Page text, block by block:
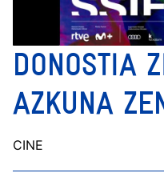
DONOSTIA
AZKUNA
CINE